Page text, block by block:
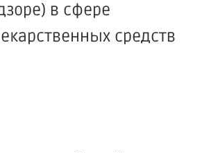
в сфере
средств